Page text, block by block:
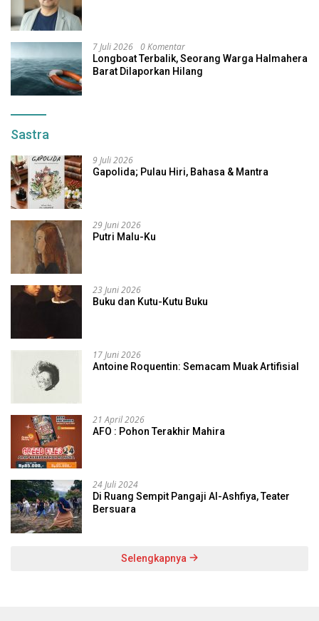
7 Juli 2026 0 Komentar
Longboat Terbalik, Seorang Warga Halmahera
Barat Dilaporkan Hilang
Sastra
9 Juli 2026
Gapolida; Pulau Hiri, Bahasa & Mantra
29 Juni 2026
Putri Malu-Ku
23 Juni 2026
Buku dan Kutu-Kutu Buku
17 Juni 2026
Antoine Roquentin: Semacam Muak Artifisial
21 April 2026
AFO : Pohon Terakhir Mahira
24 Juli 2024
Di Ruang Sempit Pangaji Al-Ashfiya, Teater
Bersuara
Selengkapnya